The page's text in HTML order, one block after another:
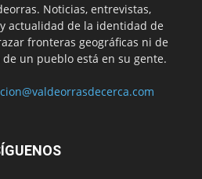
Noticias, entrevistas,
actualidad de la identidad de
fronteras geográficas ni de
un pueblo está en su gente.